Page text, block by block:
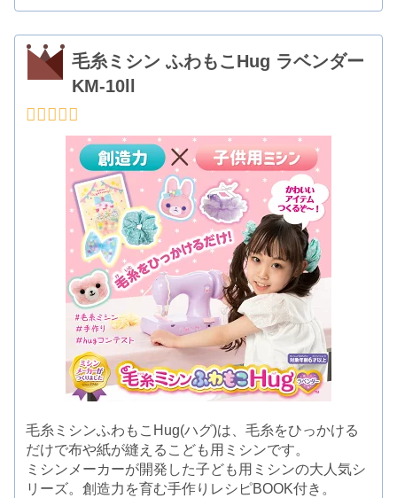
毛糸ミシン ふわもこHug ラベンダー
KM-10ll
毛糸ミシンふわもこHug(ハグ)は、毛糸をひっかける
だけで布や紙が縫えるこども用ミシンです。
ミシンメーカーが開発した子ども用ミシンの大人気シ
リーズ。創造力を育む手作りレシピBOOK付き。